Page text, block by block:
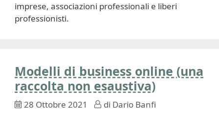
imprese, associazioni professionali e liberi
professionisti.
Modelli di business online (una
raccolta non esaustiva)
28 Ottobre 2021 di Dario Banfi